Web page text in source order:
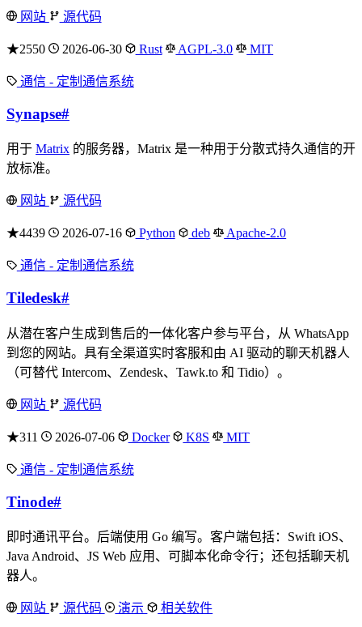
网站 源代码
★2550 2026-06-30 Rust AGPL-3.0 MIT
通信 - 定制通信系统
Synapse#
用于 Matrix 的服务器，Matrix 是一种用于分散式持久通信的开
放标准。
网站 源代码
★4439 2026-07-16 Python deb Apache-2.0
通信 - 定制通信系统
Tiledesk#
从潜在客户生成到售后的一体化客户参与平台，从 WhatsApp
到您的网站。具有全渠道实时客服和由 AI 驱动的聊天机器人
（可替代 Intercom、Zendesk、Tawk.to 和 Tidio）。
网站 源代码
★311 2026-07-06 Docker K8S MIT
通信 - 定制通信系统
Tinode#
即时通讯平台。后端使用 Go 编写。客户端包括：Swift iOS、
Java Android、JS Web 应用、可脚本化命令行；还包括聊天机
器人。
网站 源代码 演示 相关软件